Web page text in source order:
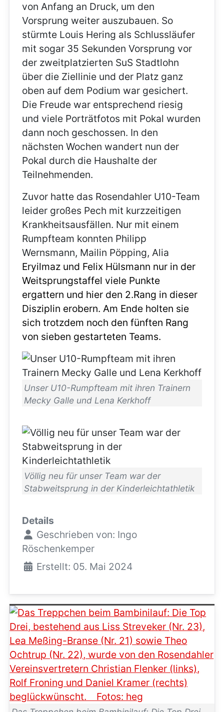
von Anfang an Druck, um den
Vorsprung weiter auszubauen. So
stürmte Louis Hering als Schlussläufer
mit sogar 35 Sekunden Vorsprung vor
der zweitplatzierten SuS Stadtlohn
über die Ziellinie und der Platz ganz
oben auf dem Podium war gesichert.
Die Freude war entsprechend riesig
und viele Porträtfotos mit Pokal wurden
dann noch geschossen. In den
nächsten Wochen wandert nun der
Pokal durch die Haushalte der
Teilnehmenden.
Zuvor hatte das Rosendahler U10-Team
leider großes Pech mit kurzzeitigen
Krankheitsausfällen. Nur mit einem
Rumpfteam konnten Philipp
Wernsmann, Mailin Pöpping, Alia
Eryilmaz und Felix Hülsmann nur in der
Weitsprungstaffel viele Punkte
ergattern und hier den 2.Rang in dieser
Disziplin erobern. Am Ende holten sie
sich trotzdem noch den fünften Rang
von sieben gestarteten Teams.
Unser U10-Rumpfteam mit ihren Trainern
Mecky Galle und Lena Kerkhoff
Völlig neu für unser Team war der
Stabweitsprung in der Kinderleichtathletik
Details
Geschrieben von: Ingo
Röschenkemper
Erstellt: 05. Mai 2024